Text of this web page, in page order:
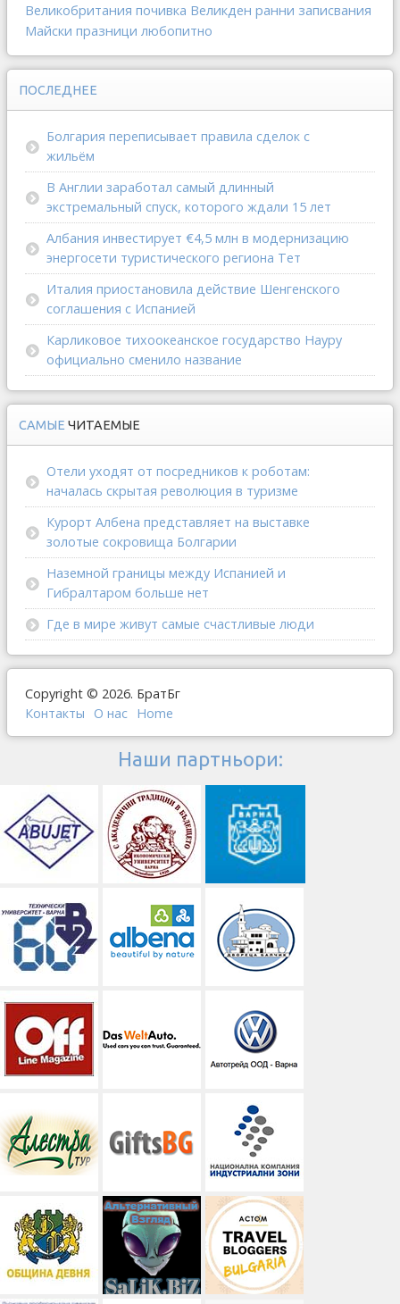
Великобритания почивка Великден ранни записвания
Майски празници любопитно
ПОСЛЕДНЕЕ
Болгария переписывает правила сделок с
жильём
В Англии заработал самый длинный
экстремальный спуск, которого ждали 15 лет
Албания инвестирует €4,5 млн в модернизацию
энергосети туристического региона Тет
Италия приостановила действие Шенгенского
соглашения с Испанией
Карликовое тихоокеанское государство Науру
официально сменило название
САМЫЕ ЧИТАЕМЫЕ
Отели уходят от посредников к роботам:
началась скрытая революция в туризме
Курорт Албена представляет на выставке
золотые сокровища Болгарии
Наземной границы между Испанией и
Гибралтаром больше нет
Где в мире живут самые счастливые люди
Copyright © 2026. БратБг
Контакты
О наc Home
Наши партньори: